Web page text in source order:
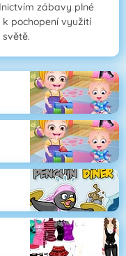
zábavy plné
pochopení využití